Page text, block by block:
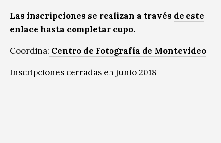
Las inscripciones se realizan a través de este
enlace hasta completar cupo.
Coordina: Centro de Fotografía de Montevideo
Inscripciones cerradas en junio 2018